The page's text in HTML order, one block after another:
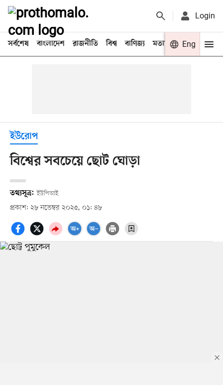
Login
সর্বশেষ বাংলাদেশ রাজনীতি বিশ্ব বাণিজ্য মতামত খেলা
Eng
ইউরোপ
বিশ্বের সবচেয়ে ছোট ঘোড়া
তথ্যসূত্র: ইউপিআই
প্রকাশ: ২৮ নভেম্বর ২০২৫, ০১: ৪৮